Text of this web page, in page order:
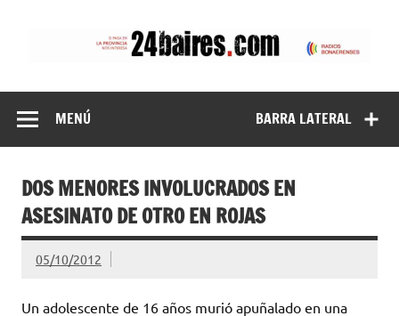
BARRA LATERAL
MENÚ
DOS MENORES INVOLUCRADOS EN
ASESINATO DE OTRO EN ROJAS
05/10/2012
Un adolescente de 16 años murió apuñalado en una